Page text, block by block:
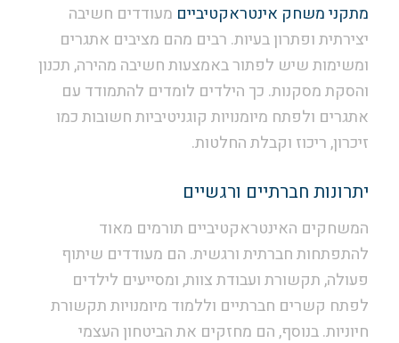
מתקני משחק אינטראקטיביים מעודדים חשיבה
יצירתית ופתרון בעיות. רבים מהם מציבים אתגרים
ומשימות שיש לפתור באמצעות חשיבה מהירה, תכנון
והסקת מסקנות. כך הילדים לומדים להתמודד עם
אתגרים ולפתח מיומנויות קוגניטיביות חשובות כמו
זיכרון, ריכוז וקבלת החלטות.
יתרונות חברתיים ורגשיים
המשחקים האינטראקטיביים תורמים מאוד
להתפתחות חברתית ורגשית. הם מעודדים שיתוף
פעולה, תקשורת ועבודת צוות, ומסייעים לילדים
לפתח קשרים חברתיים וללמוד מיומנויות תקשורת
חיוניות. בנוסף, הם מחזקים את הביטחון העצמי